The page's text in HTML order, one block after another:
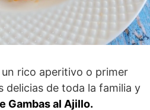
rico aperitivo o primer
delicias de toda la familia y
Gambas al Ajillo.